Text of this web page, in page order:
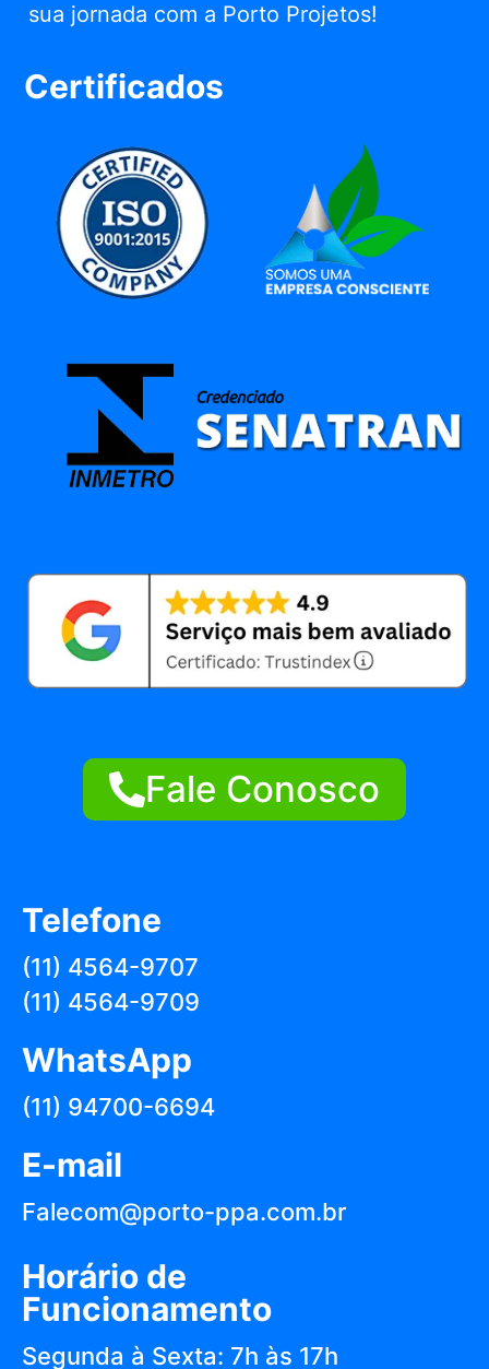
sua jornada com a Porto Projetos!
Certificados
Fale Conosco
Telefone
(11) 4564-9707
(11) 4564-9709
WhatsApp
(11) 94700-6694
E-mail
Falecom@porto-ppa.com.br
Horário de
Funcionamento
Segunda à Sexta: 7h às 17h